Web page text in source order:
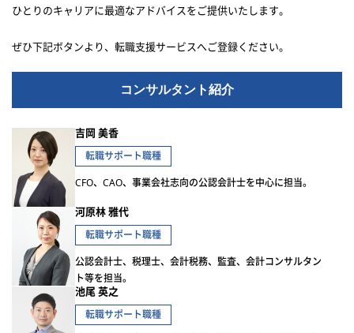
ひとりのキャリアに最適なアドバイスをご提供いたします。
ぜひ下記ボタンより、転職支援サービスへご登録ください。
コンサルタント紹介
吉岡 美香
転職サポート職種
CFO、CAO、事業会社志向の公認会計士を中心に担当。
河原林 雅代
転職サポート職種
公認会計士、税理士、会計税務、監査、会計コンサルタン
ト等を担当。
池尾 英之
転職サポート職種